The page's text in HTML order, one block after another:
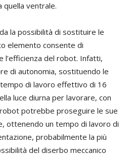
quella ventrale.
la possibilità di sostituire le
elemento consente di
l’efficienza del robot. Infatti,
di autonomia, sostituendo le
di lavoro effettivo di 16
luce diurna per lavorare, con
potrebbe proseguire le sue
ottenendo un tempo di lavoro di
probabilmente la più
del diserbo meccanico